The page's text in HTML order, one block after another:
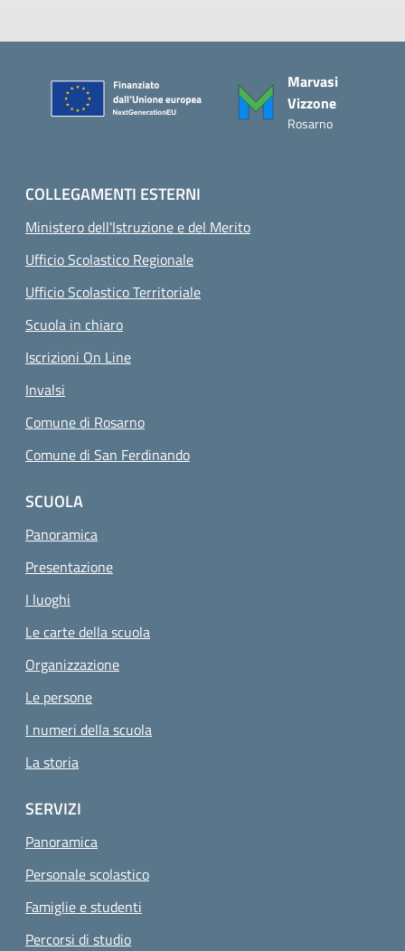
Marvasi
Vizzone
Rosarno
COLLEGAMENTI ESTERNI
Ministero dell'Istruzione e del Merito
Ufficio Scolastico Regionale
Ufficio Scolastico Territoriale
Scuola in chiaro
Iscrizioni On Line
Invalsi
Comune di Rosarno
Comune di San Ferdinando
SCUOLA
Panoramica
Presentazione
I luoghi
Le carte della scuola
Organizzazione
Le persone
I numeri della scuola
La storia
SERVIZI
Panoramica
Personale scolastico
Famiglie e studenti
Percorsi di studio